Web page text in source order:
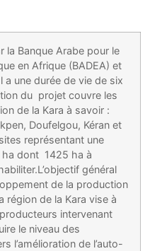
la Banque Arabe pour le
en Afrique (BADEA) et
a une durée de vie de six
du projet couvre les
de la Kara à savoir :
Doufelgou, Kéran et
représentant une
dont 1425 ha à
général
de la production
région de la Kara vise à
intervenant
le niveau des
l’amélioration de l’auto-